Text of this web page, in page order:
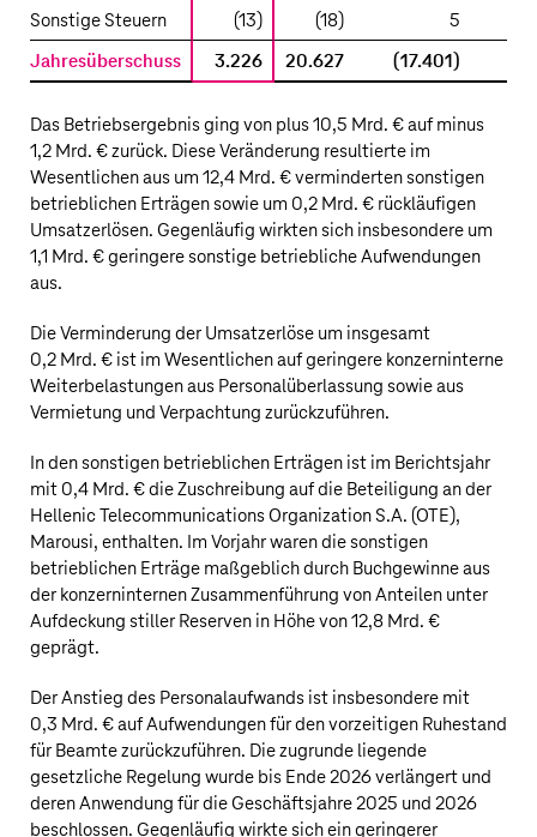
Sonstige Steuern
(13) (18)
5
Jahresüberschuss
3.226 20.627 (17.401)
Das Betriebsergebnis ging von plus10,5 Mrd. €auf minus
1,2 Mrd. €zurück. Diese Veränderung resultierte im
Wesentlichen aus um 12,4 Mrd. €verminderten sonstigen
betrieblichen Erträgen sowie um 0,2 Mrd. € rückläufigen
Umsatzerlösen. Gegenläufig wirkten sich insbesondere um
1,1 Mrd. €geringere sonstige betriebliche Aufwendungen
aus.
Die Verminderung der Umsatzerlöse um insgesamt
0,2 Mrd. € ist im Wesentlichen auf geringere konzerninterne
Weiterbelastungen aus Personalüberlassung sowie aus
Vermietung und Verpachtung zurückzuführen.
In den sonstigen betrieblichen Erträgen ist im Berichtsjahr
mit 0,4 Mrd. €die Zuschreibung auf die Beteiligung an der
Hellenic Telecommunications Organization S.A. (OTE),
Marousi, enthalten. Im Vorjahr waren die sonstigen
betrieblichen Erträge maßgeblich durch Buchgewinne aus
der konzerninternen Zusammenführung von Anteilen unter
Aufdeckung stiller Reserven in Höhe von12,8 Mrd. €
geprägt.
Der Anstieg des Personalaufwands ist insbesondere mit
0,3 Mrd. €auf Aufwendungen für den vorzeitigen Ruhestand
für Beamte zurückzuführen. Die zugrunde liegende
gesetzliche Regelung wurde bis Ende 2026 verlängert und
deren Anwendung für die Geschäftsjahre 2025 und 2026
beschlossen. Gegenläufig wirkte sich ein geringerer